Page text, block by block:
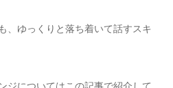
、ゆっくりと落ち着いて話すスキ